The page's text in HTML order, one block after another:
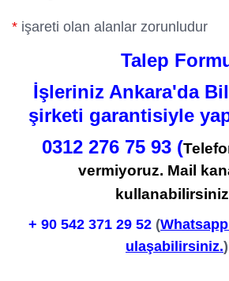
* işareti olan alanlar zorunludur
Talep
İşleriniz Ankara'da
şirketi garantisiyle
0312 276 75 93 (
vermiyoruz. Mail
+ 90 542 371 29 52 (
ulaşabilirsiniz.)